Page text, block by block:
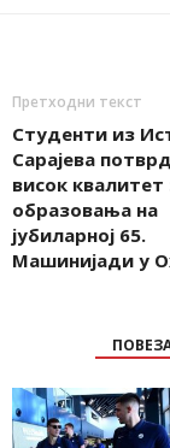
Претходни текст
Студенти из
Сарајева
висок
образовања на
јубиларној 65.
Машинијади у